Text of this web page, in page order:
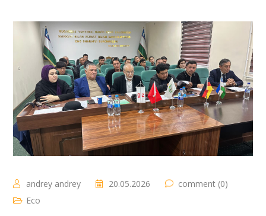
andrey andrey 20.05.2026
comment (0)
Eco